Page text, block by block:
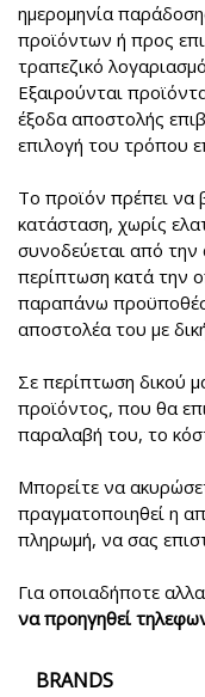
ημερομηνία
προϊόντων ή προς
τραπεζικό
Εξαιρούνται
έξοδα αποστολής
επιλογή του τρόπου
Το προϊόν πρέπει να
κατάσταση, χωρίς
συνοδεύεται από την
περίπτωση κατά την
παραπάνω
αποστολέα του με
Σε περίπτωση δικού
προϊόντος, που θα
παραλαβή του, το
Μπορείτε να
πραγματοποιηθεί η
πληρωμή, να σας
Για οποιαδήποτε
να προηγηθεί
BRANDS